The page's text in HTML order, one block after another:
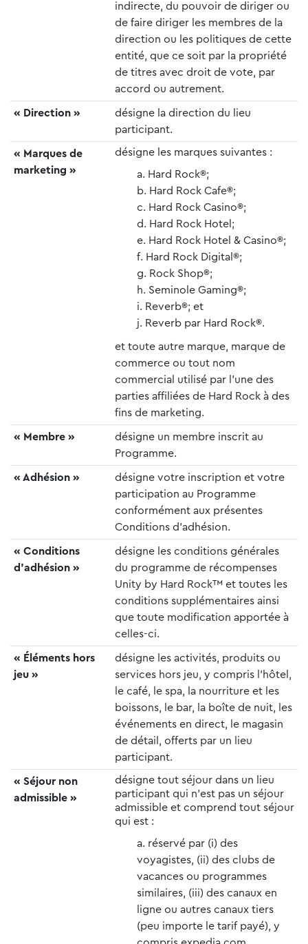
indirecte, du pouvoir de diriger ou
de faire diriger les membres de la
direction ou les politiques de cette
entité, que ce soit par la propriété
de titres avec droit de vote, par
accord ou autrement.
« Direction »
désigne la direction du lieu
participant.
« Marques de
marketing »
désigne les marques suivantes :
Hard Rock®;
Hard Rock Cafe®;
Hard Rock Casino®;
Hard Rock Hotel;
Hard Rock Hotel & Casino®;
Hard Rock Digital®;
Rock Shop®;
Seminole Gaming®;
Reverb®; et
Reverb par Hard Rock®.
et toute autre marque, marque de
commerce ou tout nom
commercial utilisé par l’une des
parties affiliées de Hard Rock à des
fins de marketing.
« Membre »
désigne un membre inscrit au
Programme.
« Adhésion »
désigne votre inscription et votre
participation au Programme
conformément aux présentes
Conditions d’adhésion.
« Conditions
d’adhésion »
désigne les conditions générales
du programme de récompenses
Unity by Hard Rock™ et toutes les
conditions supplémentaires ainsi
que toute modification apportée à
celles-ci.
« Éléments hors
jeu »
désigne les activités, produits ou
services hors jeu, y compris l’hôtel,
le café, le spa, la nourriture et les
boissons, le bar, la boîte de nuit, les
événements en direct, le magasin
de détail, offerts par un lieu
participant.
« Séjour non
admissible »
désigne tout séjour dans un lieu
participant qui n’est pas un séjour
admissible et comprend tout séjour
qui est :
réservé par (i) des
voyagistes, (ii) des clubs de
vacances ou programmes
similaires, (iii) des canaux en
ligne ou autres canaux tiers
(peu importe le tarif payé), y